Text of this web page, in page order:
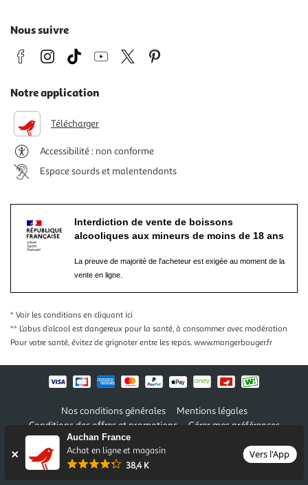
Auchan France
Achat en ligne et magasin
38,4 K
Vers l'App
Nous suivre
Notre application
Télécharger
Accessibilité : non conforme
Espace sourds et malentendants
Interdiction de vente de boissons
alcooliques aux mineurs de moins de 18 ans
La preuve de majorité de l'acheteur est exigée au moment de la
vente en ligne.
* Voir les conditions en cliquant ici
** L’abus d’alcool est dangereux pour la santé, à consommer avec modération
Pour votre santé, évitez de grignoter entre les repas. www.mangerbouger.fr
Nos conditions générales
Mentions légales
Conditions des offres et promotions
Gérer mes préférences
Politique de confidentialité
Auchan 2026 © Tous droits réservés